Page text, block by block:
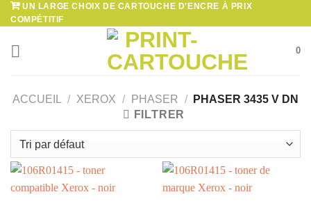
Passer
au
contenu
UN LARGE CHOIX DE CARTOUCHE D'ENCRE À PRIX
COMPÉTITIF
0
ACCUEIL / XEROX / PHASER /
PHASER 3435 V DN
FILTRER